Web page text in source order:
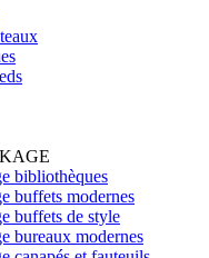
bibliothèques
buffets modernes
buffets de style
bureaux modernes